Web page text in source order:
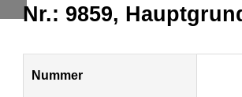
Nr.: 9859,
Berlin
Nummer